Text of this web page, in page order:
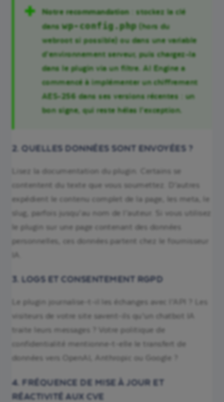
Notre recommandation: stockez la clé
danswp-config.php (hors du
webroot si possible) ou dans une variable
d’environnement serveur, puis chargez-la
dans le plugin via un filtre. AI Engine a
commencé à implémenter un chiffrement
AES-256 dans ses versions récentes : un
bon signe, qui reste hélas l’exception.
2. QUELLES DONNÉES SONT ENVOYÉES ?
Lisez la documentation du plugin. Certains se
contentent du texte que vous soumettez. D’autres
expédient le contenu complet de la page, les meta, le
slug, parfois jusqu’au nom de l’auteur. Si vous utilisez
le plugin sur une page contenant des données
personnelles, ces données partent chez le fournisseur
3. LOGS ET CONSENTEMENT RGPD
Le plugin journalise-t-il les échanges avec l’API ? Les
visiteurs de votre site savent-ils qu’un chatbot IA
traite leurs messages ? Votre politique de
confidentialité mentionne-t-elle le transfert de
données vers OpenAI, Anthropic ou Google ?
4. FRÉQUENCE DE MISE À JOUR ET
RÉACTIVITÉ AUX CVE